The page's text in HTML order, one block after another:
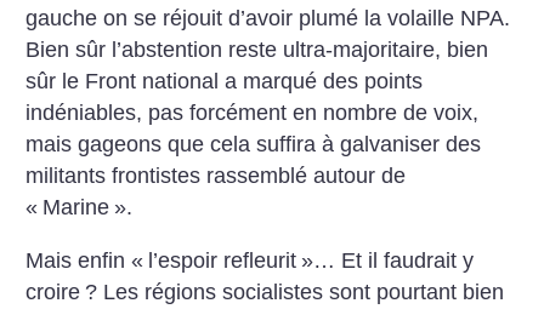
gauche on se réjouit d’avoir plumé la volaille NPA.
Bien sûr l’abstention reste ultra-majoritaire, bien
sûr le Front national a marqué des points
indéniables, pas forcément en nombre de voix,
mais gageons que cela suffira à galvaniser des
militants frontistes rassemblé autour de
« Marine ».
Mais enfin « l’espoir refleurit »… Et il faudrait y
croire ? Les régions socialistes sont pourtant bien